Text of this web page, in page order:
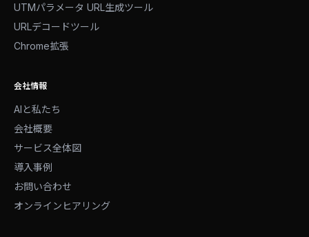
UTMパラメータ URL生成ツール
URLデコードツール
Chrome拡張
会社情報
AIと私たち
会社概要
サービス全体図
導入事例
お問い合わせ
オンラインヒアリング